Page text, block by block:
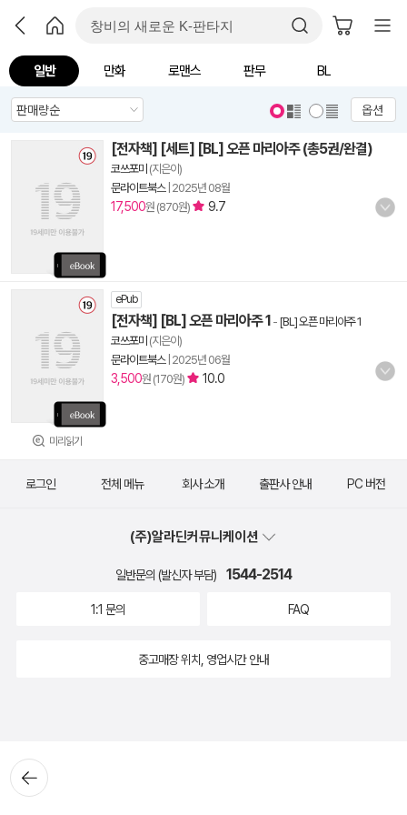
일반 만화 로맨스 판무 BL
옵션
[전자책] [세트] [BL] 오픈 마리아주 (총5권/완결)
코쓰포미 (지은이)
문라이트북스| 2025년 08월
17,500원 (870원) 9.7
미리읽기
ePub
[전자책] [BL] 오픈 마리아주 1 - [BL] 오픈 마리아주 1
코쓰포미 (지은이)
문라이트북스| 2025년 06월
3,500원 (170원) 10.0
뒤로가
기
로그인 전체 메뉴 회사 소개 출판사 안내 PC 버전
(주)알라딘커뮤니케이션
일반문의 (발신자 부담) 1544-2514
1:1 문의 FAQ
중고매장 위치, 영업시간 안내